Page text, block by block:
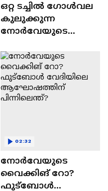
ഒറ്റ ടച്ചിൽ ഗോൾവല
കുലുക്കുന്ന
നോർവേയുടെ
Haaland
നോർവേയുടെ
വൈക്കിങ് റോ?
ഫുട്‍ബോൾ
02:32